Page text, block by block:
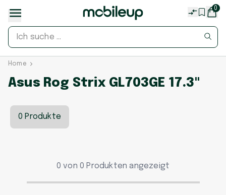
0
Home
Asus Rog Strix GL703GE 17.3"
0 Produkte
0 von 0 Produkten angezeigt